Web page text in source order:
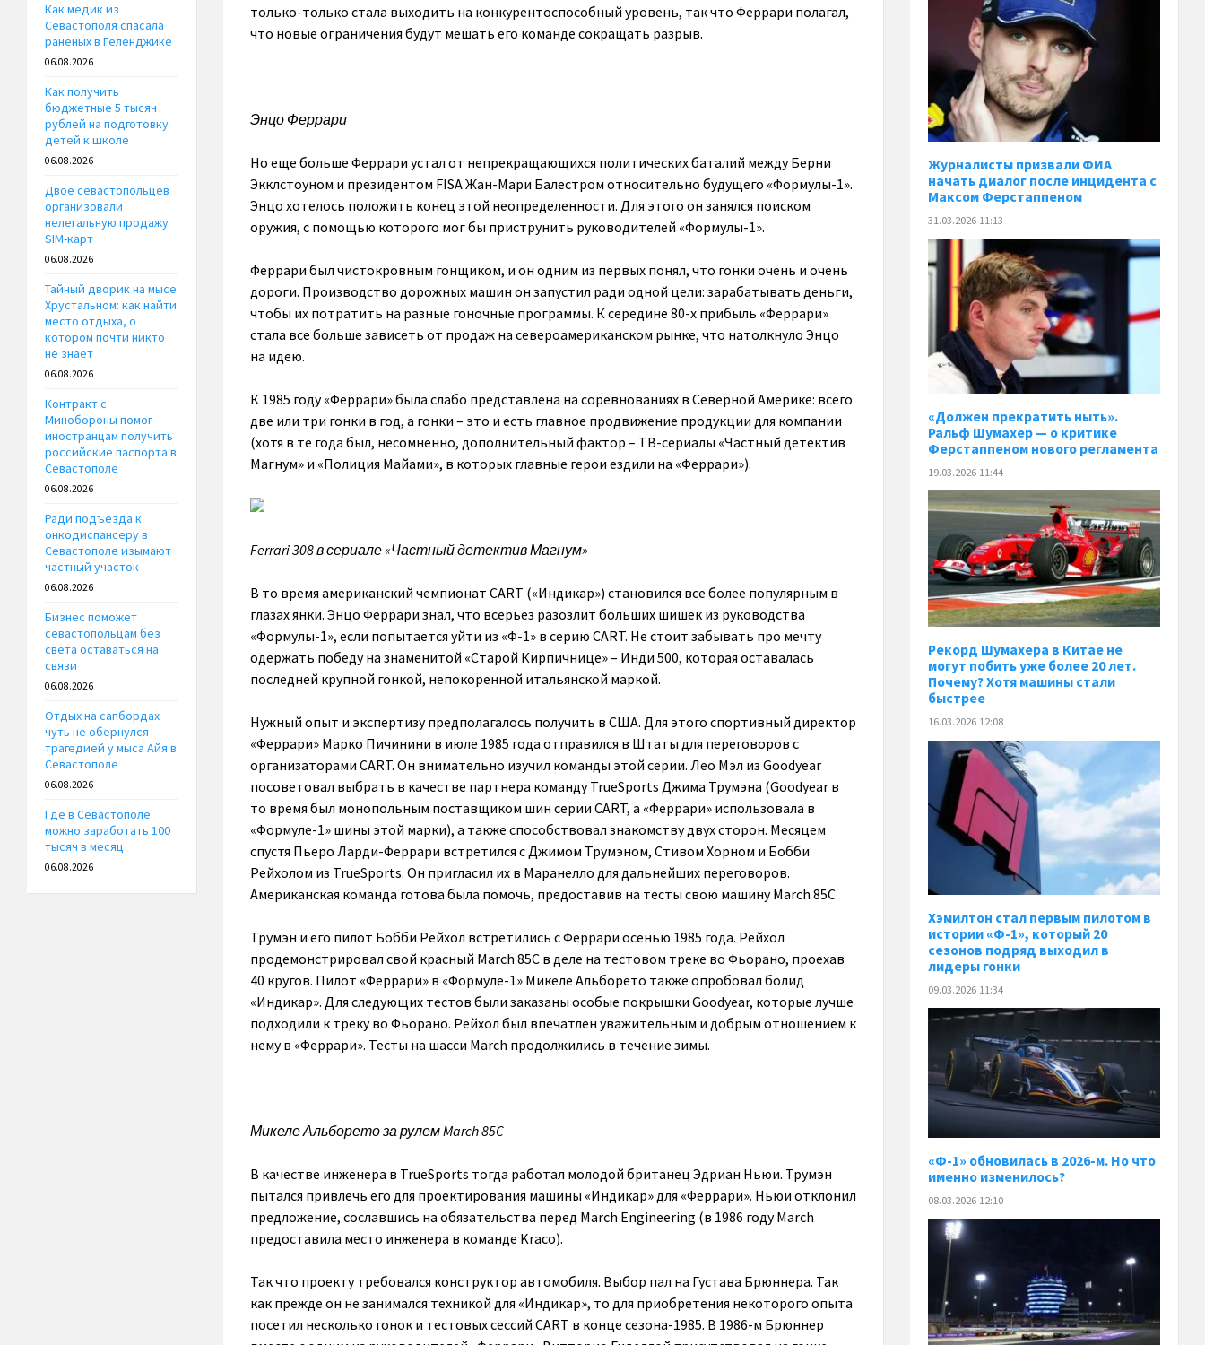
только-только стала выходить на конкурентоспособный уровень, так что Феррари полагал,
что новые ограничения будут мешать его команде сокращать разрыв.
Энцо Феррари
Но еще больше Феррари устал от непрекращающихся политических баталий между Берни
Экклстоуном и президентом FISA Жан-Мари Балестром относительно будущего «Формулы-1».
Энцо хотелось положить конец этой неопределенности. Для этого он занялся поиском
оружия, с помощью которого мог бы приструнить руководителей «Формулы-1».
Феррари был чистокровным гонщиком, и он одним из первых понял, что гонки очень и очень
дороги. Производство дорожных машин он запустил ради одной цели: зарабатывать деньги,
чтобы их потратить на разные гоночные программы. К середине 80-х прибыль «Феррари»
стала все больше зависеть от продаж на североамериканском рынке, что натолкнуло Энцо
на идею.
К 1985 году «Феррари» была слабо представлена на соревнованиях в Северной Америке: всего
две или три гонки в год, а гонки – это и есть главное продвижение продукции для компании
(хотя в те года был, несомненно, дополнительный фактор – ТВ-сериалы «Частный детектив
Магнум» и «Полиция Майами», в которых главные герои ездили на «Феррари»).
Ferrari 308 в сериале «Частный детектив Магнум»
В то время американский чемпионат CART («Индикар») становился все более популярным в
глазах янки. Энцо Феррари знал, что всерьез разозлит больших шишек из руководства
«Формулы-1», если попытается уйти из «Ф-1» в серию CART. Не стоит забывать про мечту
одержать победу на знаменитой «Старой Кирпичнице» – Инди 500, которая оставалась
последней крупной гонкой, непокоренной итальянской маркой.
Нужный опыт и экспертизу предполагалось получить в США. Для этого спортивный директор
«Феррари» Марко Пичинини в июле 1985 года отправился в Штаты для переговоров с
организаторами CART. Он внимательно изучил команды этой серии. Лео Мэл из Goodyear
посоветовал выбрать в качестве партнера команду TrueSports Джима Трумэна (Goodyear в
то время был монопольным поставщиком шин серии CART, а «Феррари» использовала в
«Формуле-1» шины этой марки), а также способствовал знакомству двух сторон. Месяцем
спустя Пьеро Ларди-Феррари встретился с Джимом Трумэном, Стивом Хорном и Бобби
Рейхолом из TrueSports. Он пригласил их в Маранелло для дальнейших переговоров.
Американская команда готова была помочь, предоставив на тесты свою машину March 85C.
Трумэн и его пилот Бобби Рейхол встретились с Феррари осенью 1985 года. Рейхол
продемонстрировал свой красный March 85C в деле на тестовом треке во Фьорано, проехав
40 кругов. Пилот «Феррари» в «Формуле-1» Микеле Альборето также опробовал болид
«Индикар». Для следующих тестов были заказаны особые покрышки Goodyear, которые лучше
подходили к треку во Фьорано. Рейхол был впечатлен уважительным и добрым отношением к
нему в «Феррари». Тесты на шасси March продолжились в течение зимы.
Микеле Альборето за рулем March 85C
В качестве инженера в TrueSports тогда работал молодой британец Эдриан Ньюи. Трумэн
пытался привлечь его для проектирования машины «Индикар» для «Феррари». Ньюи отклонил
предложение, сославшись на обязательства перед March Engineering (в 1986 году March
предоставила место инженера в команде Kraco).
Так что проекту требовался конструктор автомобиля. Выбор пал на Густава Брюннера. Так
как прежде он не занимался техникой для «Индикар», то для приобретения некоторого опыта
посетил несколько гонок и тестовых сессий CART в конце сезона-1985. В 1986-м Брюннер
Как медик из
Севастополя спасала
раненых в Геленджике
06.08.2026
Как получить
бюджетные 5 тысяч
рублей на подготовку
детей к школе
06.08.2026
Двое севастопольцев
организовали
нелегальную продажу
SIM-карт
06.08.2026
Тайный дворик на мысе
Хрустальном: как найти
место отдыха, о
котором почти никто
не знает
06.08.2026
Контракт с
Минобороны помог
иностранцам получить
российские паспорта в
Севастополе
06.08.2026
Ради подъезда к
онкодиспансеру в
Севастополе изымают
частный участок
06.08.2026
Бизнес поможет
севастопольцам без
света оставаться на
связи
06.08.2026
Отдых на сапбордах
чуть не обернулся
трагедией у мыса Айя в
Севастополе
06.08.2026
Где в Севастополе
можно заработать 100
тысяч в месяц
06.08.2026
Журналисты призвали ФИА
начать диалог после инцидента с
Максом Ферстаппеном
31.03.2026 11:13
«Должен прекратить ныть».
Ральф Шумахер — о критике
Ферстаппеном нового регламента
19.03.2026 11:44
Рекорд Шумахера в Китае не
могут побить уже более 20 лет.
Почему? Хотя машины стали
быстрее
16.03.2026 12:08
Хэмилтон стал первым пилотом в
истории «Ф-1», который 20
сезонов подряд выходил в
лидеры гонки
09.03.2026 11:34
«Ф-1» обновилась в 2026-м. Но что
именно изменилось?
08.03.2026 12:10